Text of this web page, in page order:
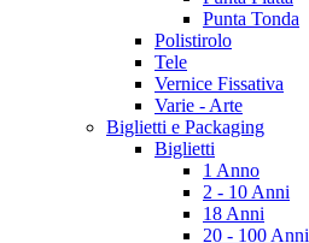
Punta Tonda
Polistirolo
Tele
Vernice Fissativa
Varie - Arte
Biglietti e Packaging
Biglietti
1 Anno
2 - 10 Anni
18 Anni
20 - 100 Anni